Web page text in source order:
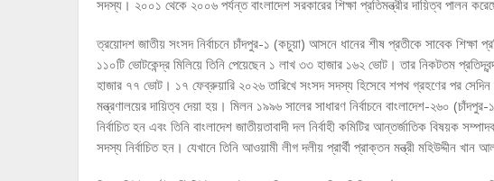
সদস্য। ২০০১ থেকে ২০০৬ পর্যন্ত বাংলাদেশ সরকারের শিক্ষা প্রতিমন্ত্রীর দায়িত্ব পালন
ত্রয়োদশ জাতীয় সংসদ নির্বাচনে চাঁদপুর-১ (কচুয়া) আসনে ধানের শীষ প্রতীকে সাবেক
১১০টি ভোটকেন্দ্র মিলিয়ে তিনি পেয়েছেন ১ লাখ ৩৩ হাজার ১৬২ ভোট। তার নিকটতম
হাজার ৭৭ ভোট। ১৭ ফেব্রুয়ারি ২০২৬ তারিখে সংসদ সদস্য হিসেবে শপথ গ্রহণের পর সেদিন
মন্ত্রণালয়ের দায়িত্ব দেয়া হয়। মিলন ১৯৯৬ সালের সাধারণ নির্বাচনে বাংলাদেশ-২৬০
নির্বাচিত হন এবং তিনি বাংলাদেশ জাতীয়তাবাদী দল নির্বাহী কমিটির আন্তর্জাতিক বিষয়ক
সদস্য নির্বাচিত হন। যেখানে তিনি আওয়ামী লীগ দলীয় প্রার্থী প্রাক্তন মন্ত্রী মহিউদ্দীন খান